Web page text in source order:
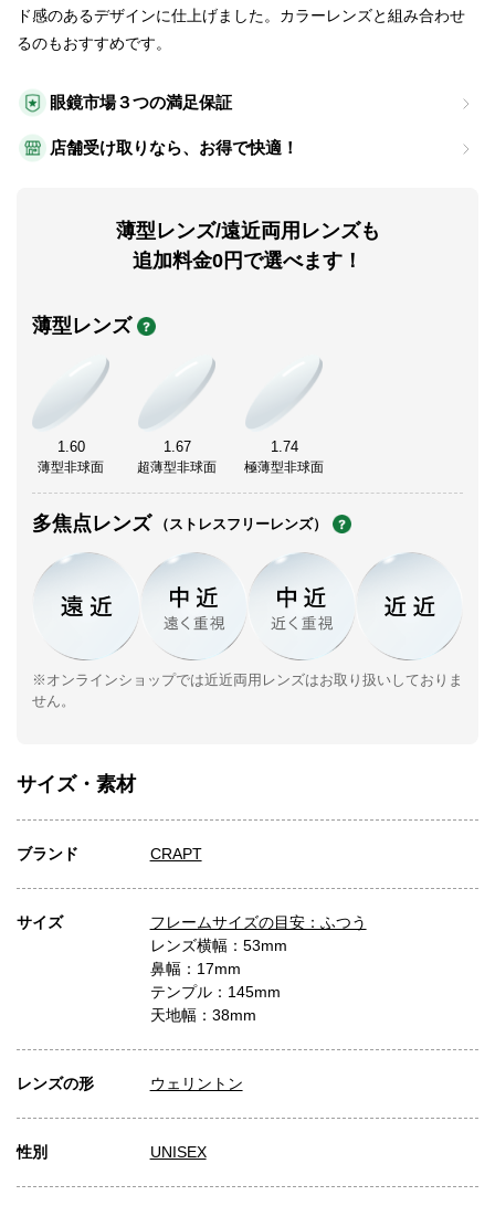
眼鏡市場３つの満足保証
店舗受け取りなら、お得で快適！
薄型レンズ/遠近両用レンズも
追加料金0円で選べます！
薄型レンズ
1.60
薄型非球面
1.67
超薄型非球面
1.74
極薄型非球面
多焦点レンズ （ストレスフリーレンズ）
※オンラインショップでは近近両用レンズはお取り扱いしておりま
せん。
ド感のあるデザインに仕上げました。カラーレンズと組み合わせ
るのもおすすめです。
サイズ・素材
ブランド CRAPT
サイズ
フレームサイズの目安：ふつう
レンズ横幅：53mm
鼻幅：17mm
テンプル：145mm
天地幅：38mm
レンズの形 ウェリントン
性別 UNISEX